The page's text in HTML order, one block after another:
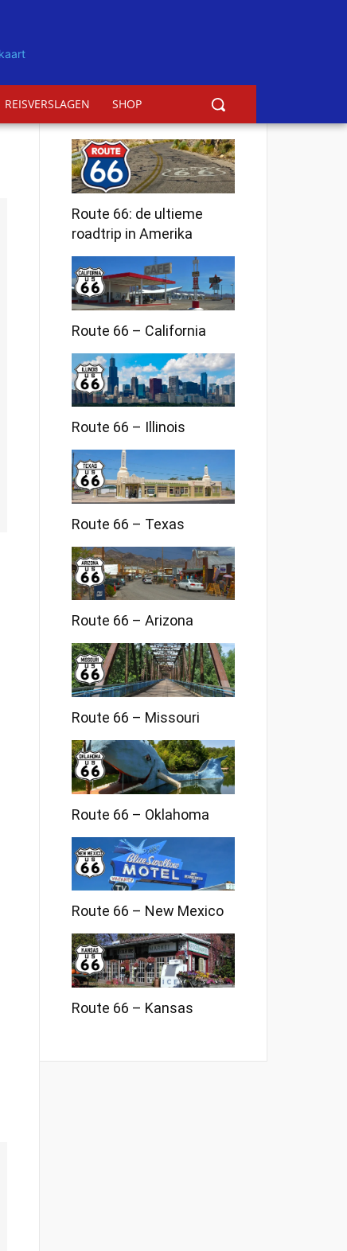
REISVERSLAGEN SHOP
Route 66: de ultieme
roadtrip in Amerika
Route 66 – California
Route 66 – Illinois
Route 66 – Texas
Route 66 – Arizona
Route 66 – Missouri
Route 66 – Oklahoma
Route 66 – New Mexico
Route 66 – Kansas